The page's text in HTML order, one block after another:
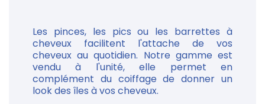
Les pinces, les pics ou les barrettes à
cheveux facilitent l'attache de vos
cheveux au quotidien. Notre gamme est
vendu à l'unité, elle permet en
complément du coiffage de donner un
look des îles à vos cheveux.